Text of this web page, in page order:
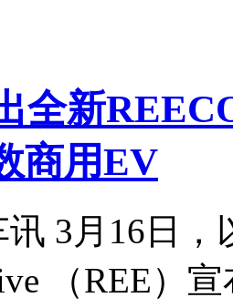
全新
商用EV
3月16日，
（REE）